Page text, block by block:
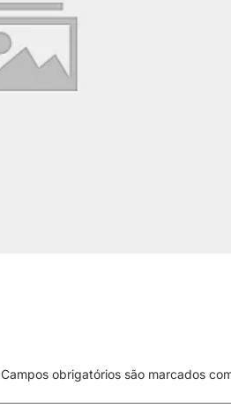
Campos obrigatórios são marcados